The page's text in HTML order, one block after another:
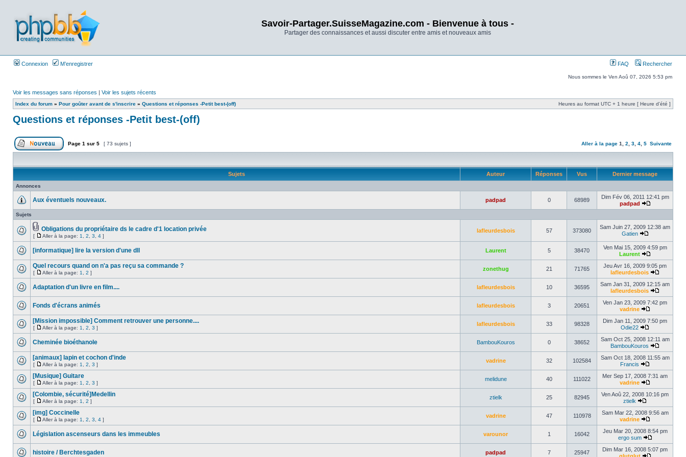
Savoir-Partager.SuisseMagazine.com - Bienvenue à tous -
Partager des connaissances et aussi discuter entre amis et nouveaux amis
Connexion M’enregistrer FAQ Rechercher
Nous sommes le Ven Aoû 07, 2026 5:53 pm
Voir les messages sans réponses | Voir les sujets récents
Index du forum » Pour goûter avant de s'inscrire » Questions et réponses -Petit best-(off) Heures au format UTC + 1 heure [ Heure d’été ]
Questions et réponses -Petit best-(off)
Page 1 sur 5 [ 73 sujets ] Aller à la page 1 2 3 4 5 Suivante
Sujets Auteur Réponses Vus Dernier message
Annonces
Aux éventuels nouveaux. padpad 0 68989
Dim Fév 06, 2011 12:41 pm
padpad
Sujets
Obligations du propriétaire ds le cadre d'1 location privée
[ Aller à la page: 1 2 3 4 ]
lafleurdesbois 57 373080
Sam Juin 27, 2009 12:38 am
Gatien
[informatique] lire la version d'une dll Laurent 5 38470
Ven Mai 15, 2009 4:59 pm
Laurent
Quel recours quand on n'a pas reçu sa commande ?
[ Aller à la page: 1 2 ]
zonethug 21 71765
Jeu Avr 16, 2009 9:05 pm
lafleurdesbois
Adaptation d'un livre en film.... lafleurdesbois 10 36595
Sam Jan 31, 2009 12:15 am
lafleurdesbois
Fonds d'écrans animés lafleurdesbois 3 20651
Ven Jan 23, 2009 7:42 pm
vadrine
[Mission impossible] Comment retrouver une personne....
[ Aller à la page: 1 2 3 ]
lafleurdesbois 33 98328
Dim Jan 11, 2009 7:50 pm
Odie22
Cheminée bioéthanole BambouKouros 0 38652
Sam Oct 25, 2008 12:11 am
BambouKouros
[animaux] lapin et cochon d'inde
[ Aller à la page: 1 2 3 ]
vadrine 32 102584
Sam Oct 18, 2008 11:55 am
Francis
[Musique] Guitare
[ Aller à la page: 1 2 3 ]
melidune 40 111022
Mer Sep 17, 2008 7:31 am
vadrine
[Colombie, sécurité]Medellin
[ Aller à la page: 1 2 ]
ztielk 25 82945
Ven Aoû 22, 2008 10:16 pm
ztielk
[img] Coccinelle
[ Aller à la page: 1 2 3 4 ]
vadrine 47 110978
Sam Mar 22, 2008 9:56 am
vadrine
Législation ascenseurs dans les immeubles varounor 1 16042
Jeu Mar 20, 2008 8:54 pm
ergo sum
histoire / Berchtesgaden padpad 7 25947
Dim Mar 16, 2008 5:07 pm